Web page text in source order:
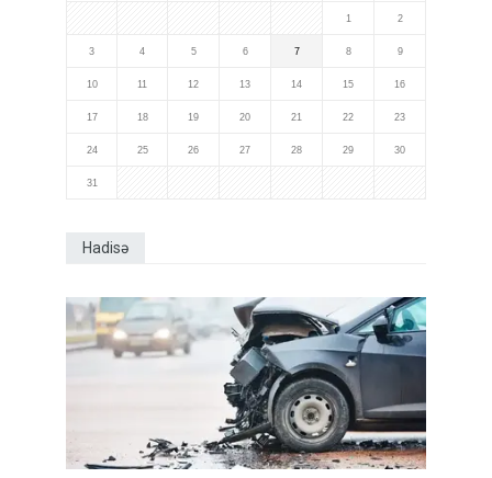
1 2
3 4 5 6 7 8 9
10 11 12 13 14 15 16
17 18 19 20 21 22 23
24 25 26 27 28 29 30
31
Hadisə